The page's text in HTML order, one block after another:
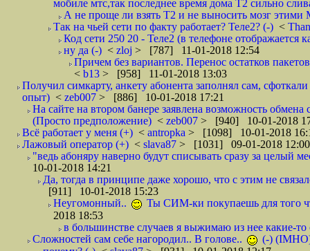
мобиле мтс,так последнее время дома Т2 сильно
А не проще ли взять Т2 и не выносить мозг
Так на чьей сети по факту работает? Теле2? (-) <
Код сети 250 20 - Теле2 (в телефоне отображается
ну да (-) < zloj > [787] 11-01-2018 12:54
Причем без вариантов. Перенос остатков
< b13 > [958] 11-01-2018 13:03
Получил симкарту, анкету абонента заполнял сам,
опыт) < zeb007 > [886] 10-01-2018 17:21
На сайте на втором банере заявлена возможность
(Просто предположение) < zeb007 > [940] 10-01-2018
Всё работает у меня (+) < antropka > [1098] 10-01-2018
Лажовый оператор (+) < slava87 > [1031] 09-01-2018 12:00
"ведь абоняру наверно будут списывать сразу за целый
10-01-2018 14:21
Да, тогда в принципе даже хорошо, что с этим не
[911] 10-01-2018 15:23
Неугомонный..
Ты СИМ-ки покупаешь для того
2018 18:53
в большинстве случаев я выжимаю из нее какие-то
Сложностей сам себе нагородил.. В голове..
(-)